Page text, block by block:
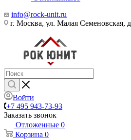
info@rock-unit.ru
г. Москва, ул. Малая Семеновская,
Войти
+7 495 943-73-93
Заказать звонок
Отложенные 0
Корзина 0